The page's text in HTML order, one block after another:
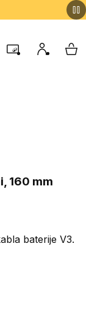
strankam
ProgramMoj račun
160 mm
baterije V3.